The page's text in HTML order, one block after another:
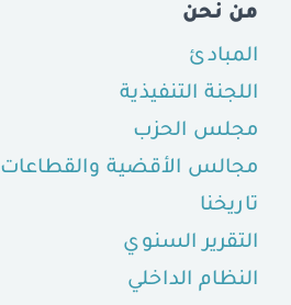
من نحن
المبادئ
اللجنة التنفيذية
مجلس الحزب
مجالس الأقضية والقطاعات
تاريخنا
التقرير السنوي
النظام الداخلي